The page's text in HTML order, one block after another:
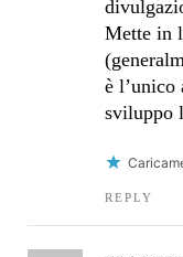
Mette in
è l’unico
sviluppo
REPLY